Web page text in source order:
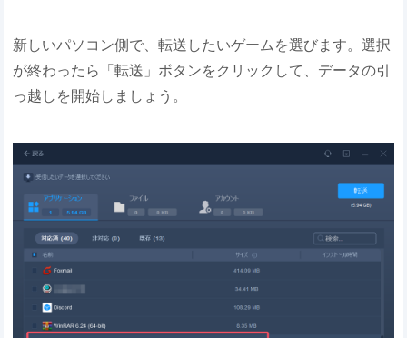
新しいパソコン側で、転送したいゲームを選びます。選択
が終わったら「転送」ボタンをクリックして、データの引
っ越しを開始しましょう。